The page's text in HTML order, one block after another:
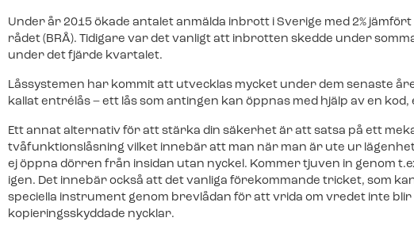
Hemlarm
Med vår smarta app håller dig ständigt
Kamerabevakning med högupplösta
live-video till din app.
Brandlarm
Företagslarm
arbetsplats. Med vår smarta app håller du
Live Kamerabevakning
Kamerabevakning med högupplösta
live-video till din app.
Larmväska
Om oss
Den nya generationens larmbolag.
Byt till oss
installation och driftsättning av ditt nya.
Vi är certifierade
Vi tar hand om allt ifrån uppsägning och nedmontering av ditt
installation och driftsättning av ditt nya.
Under år 2015 ökade antalet anmälda inbrott i Sverige med 2%
rådet (BRÅ). Tidigare var det vanligt att inbrotten skedde under
under det fjärde kvartalet.
Låssystemen har kommit att utvecklas mycket under dem senaste
kallat entrélås – ett lås som antingen kan öppnas med hjälp av en
Ett annat alternativ för att stärka din säkerhet är att satsa på ett
tvåfunktionslåsning vilket innebär att man när man är ute ur
ej öppna dörren från insidan utan nyckel. Kommer tjuven in genom
igen. Det innebär också att det vanliga förekommande tricket, som
speciella instrument genom brevlådan för att vrida om vredet inte blir
kopieringsskyddade nycklar.